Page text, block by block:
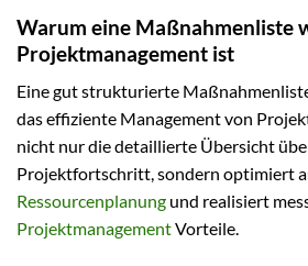
Warum eine Maßnahmenliste
Projektmanagement ist
Eine gut strukturierte
das effiziente Management von
nicht nur die detaillierte Übersicht
Projektfortschritt, sondern optimiert
Ressourcenplanung und realisiert
ProjektmanagementVorteile.